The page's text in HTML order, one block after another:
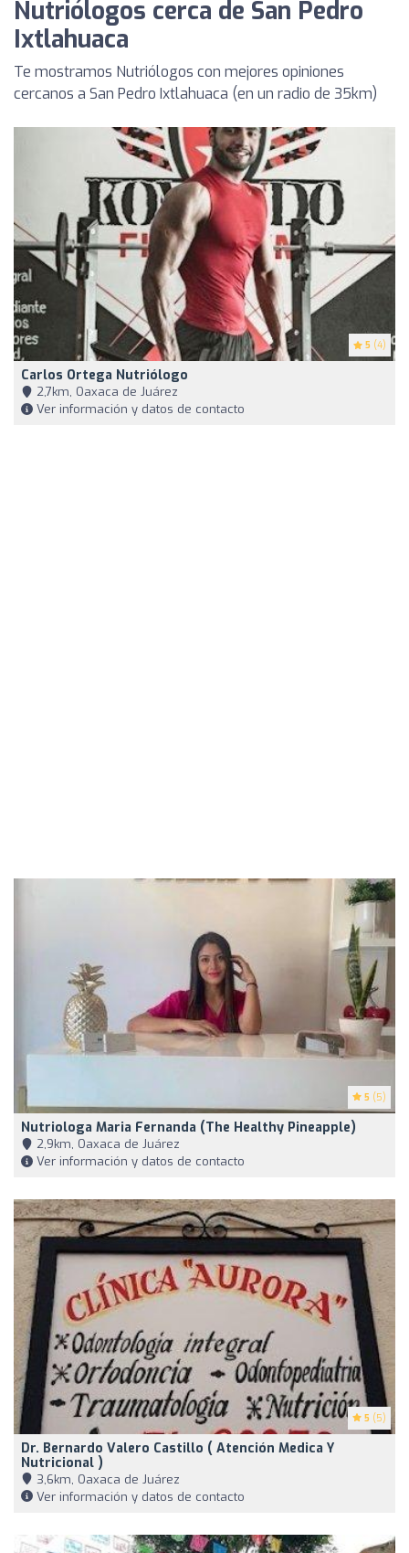
Nutriólogos cerca de San Pedro
Ixtlahuaca
Te mostramos Nutriólogos con mejores opiniones
cercanos a San Pedro Ixtlahuaca (en un radio de 35km)
5 (4)
Carlos Ortega Nutriólogo
2,7km, Oaxaca de Juárez
Ver información y datos de contacto
5 (5)
Nutriologa Maria Fernanda (The Healthy Pineapple)
2,9km, Oaxaca de Juárez
Ver información y datos de contacto
5 (5)
Dr. Bernardo Valero Castillo ( Atención Medica Y
Nutricional )
3,6km, Oaxaca de Juárez
Ver información y datos de contacto